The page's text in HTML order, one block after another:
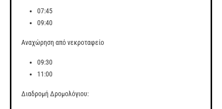
07:45
09:40
Αναχώρηση από νεκροταφείο
09:30
11:00
Διαδρομή Δρομολόγιου: